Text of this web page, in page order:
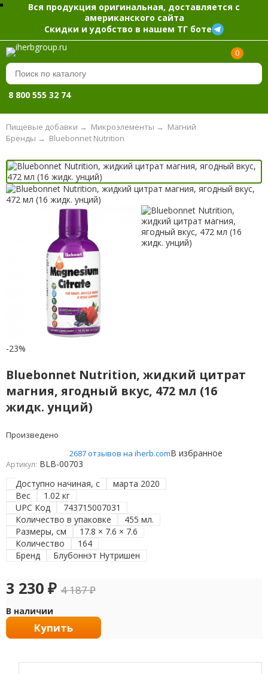
Вся продукция оригинальная, доставляется с
американского сайта
Скидки и удобство в нашем ТГ боте
0
8 800 555 32 74
Пищевые добавки → Микроэлементы → Магний
Bluebonnet Nutrition
Бренды →
-23%
Bluebonnet Nutrition, жидкий цитрат
магния, ягодный вкус, 472 мл (16
жидк. унций)
Произведено
2687 отзывов на iherb.comВ избранное
Артикул: BLB-00703
Доступно начиная, с
марта 2020
Вес
1.02 кг
UPC Код
743715007031
Количество в упаковке
455 мл.
Размеры, см
17.8 × 7.6 × 7.6
Количество
164
Бренд
Блубоннэт Нутришен
3 230 ₽ 4 187₽
В наличии
Купить